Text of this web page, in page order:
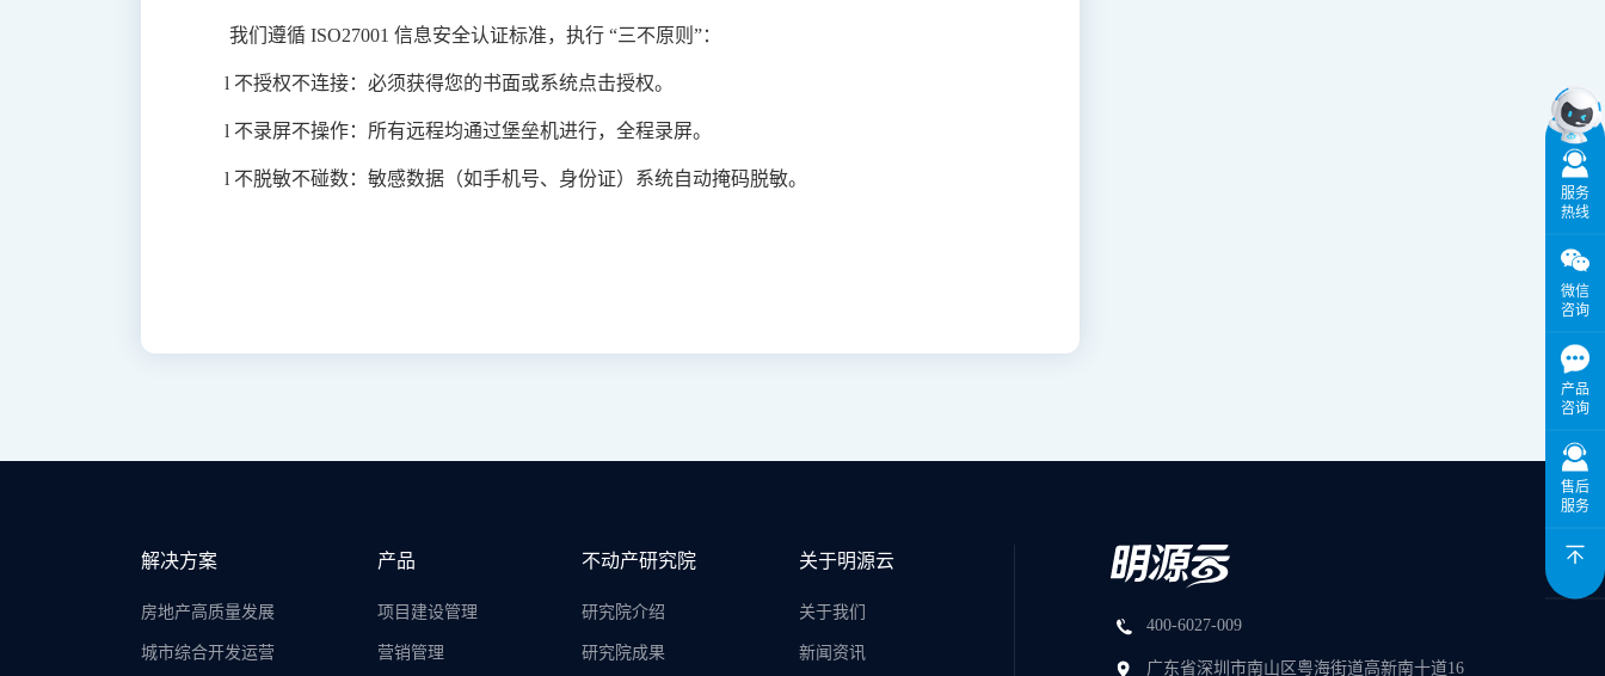
我们遵循 ISO27001 信息安全认证标准，执行 “三不原则”：
l 不授权不连接：必须获得您的书面或系统点击授权。
l 不录屏不操作：所有远程均通过堡垒机进行，全程录屏。
l 不脱敏不碰数：敏感数据（如手机号、身份证）系统自动掩码脱敏。
解决方案
房地产高质量发展
城市综合开发运营
产品
项目建设管理
营销管理
不动产研究院
研究院介绍
研究院成果
关于明源云
关于我们
新闻资讯
400-6027-009
广东省深圳市南山区粤海街道高新南十道16
服务
热线
微信
咨询
产品
咨询
售后
服务